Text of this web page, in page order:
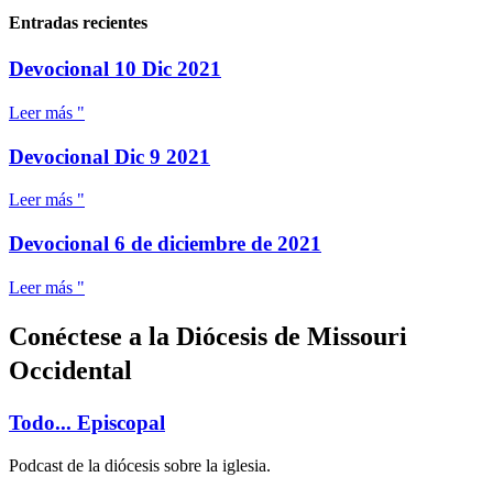
Entradas recientes
Devocional 10 Dic 2021
Leer más "
Devocional Dic 9 2021
Leer más "
Devocional 6 de diciembre de 2021
Leer más "
Conéctese a la Diócesis de Missouri
Occidental
Todo... Episcopal
Podcast de la diócesis sobre la iglesia.